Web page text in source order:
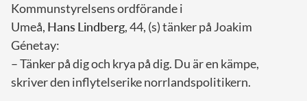
Kommunstyrelsens ordförande i
Umeå, Hans Lindberg, 44, (s) tänker på Joakim
Génetay:
– Tänker på dig och krya på dig. Du är en kämpe,
skriver den inflytelserike norrlandspolitikern.